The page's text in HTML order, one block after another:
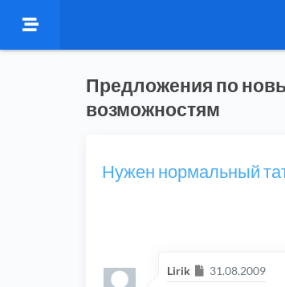
Предложения по
возможностям
Нужен нормальный
Lirik Сообщение
31.08.2009